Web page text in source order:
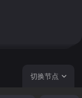
切换节点